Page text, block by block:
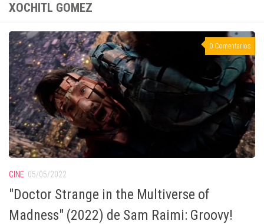
XOCHITL GOMEZ
0 Comentarios
CINE 05/05/2022
"Doctor Strange in the Multiverse of
Madness" (2022) de Sam Raimi: Groovy!